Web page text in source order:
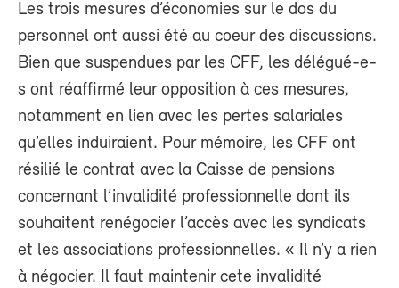
Les trois mesures d’économies sur le dos du
personnel ont aussi été au coeur des discussions.
Bien que suspendues par les CFF, les délégué-e-
s ont réaffirmé leur opposition à ces mesures,
notamment en lien avec les pertes salariales
qu’elles induiraient. Pour mémoire, les CFF ont
résilié le contrat avec la Caisse de pensions
concernant l’invalidité professionnelle dont ils
souhaitent renégocier l’accès avec les syndicats
et les associations professionnelles. « Il n’y a rien
à négocier. Il faut maintenir cete invalidité